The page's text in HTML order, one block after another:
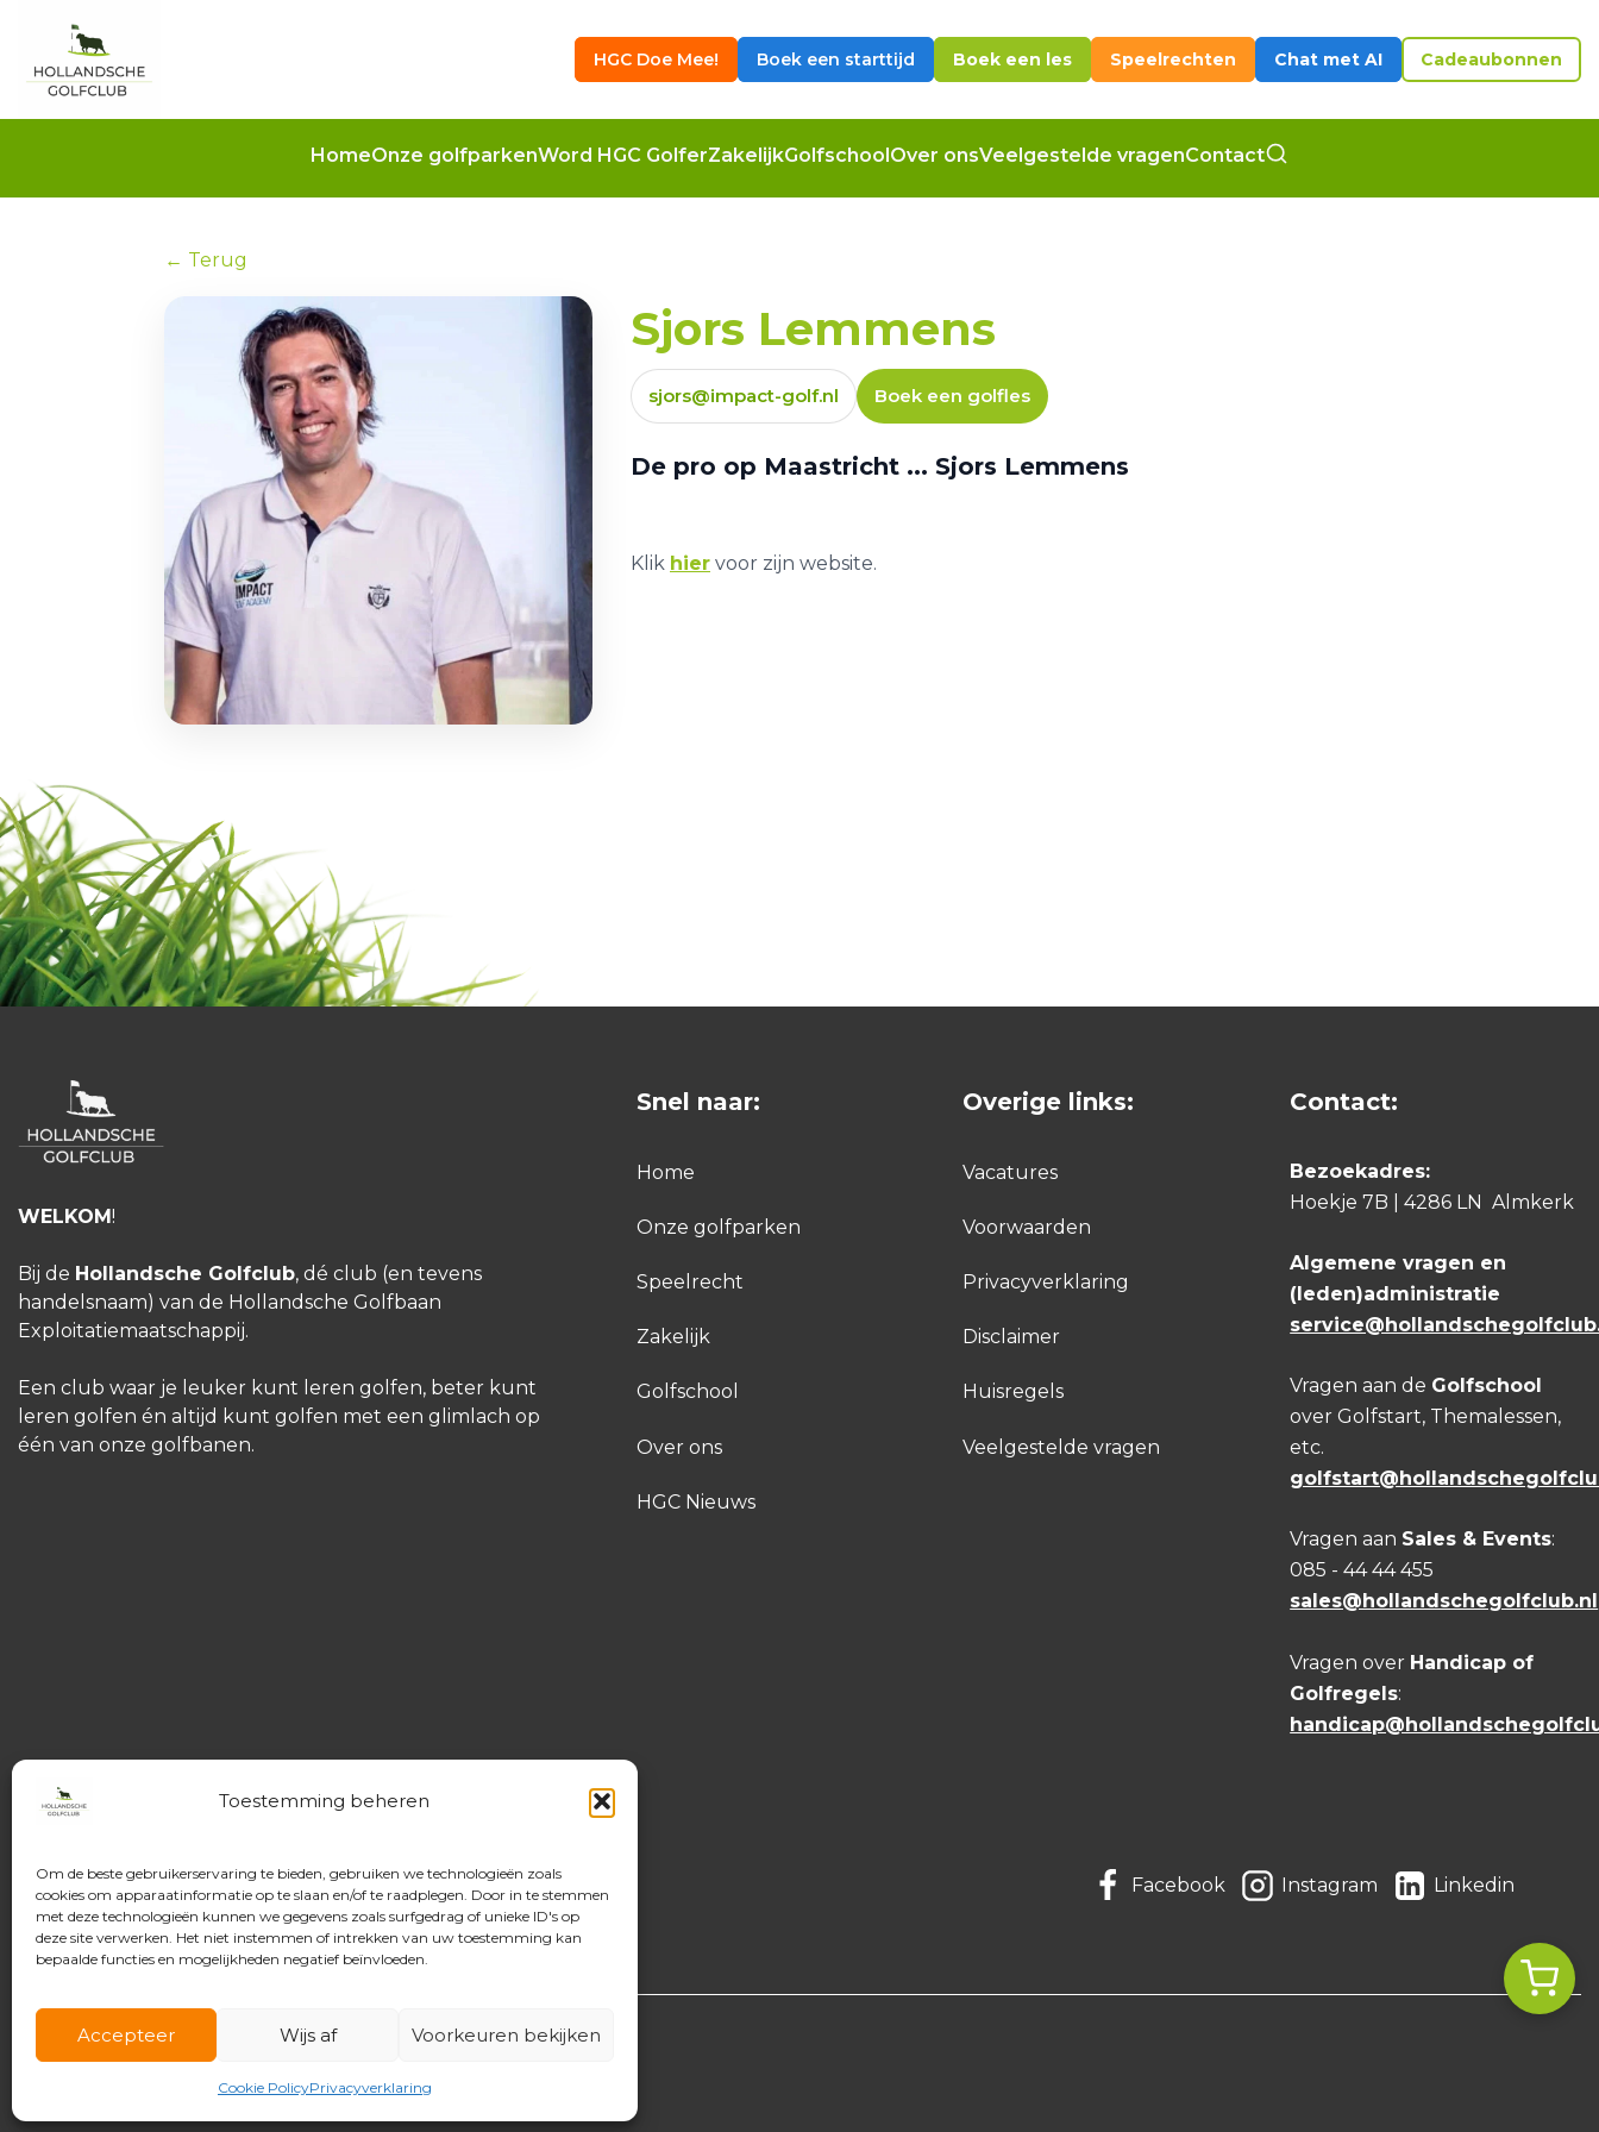
Toestemming beheren
Om de beste gebruikerservaring te bieden, gebruiken we technologieën zoals
cookies om apparaatinformatie op te slaan en/of te raadplegen. Door in te stemmen
met deze technologieën kunnen we gegevens zoals surfgedrag of unieke ID's op
deze site verwerken. Het niet instemmen of intrekken van uw toestemming kan
bepaalde functies en mogelijkheden negatief beïnvloeden.
Accepteer Wijs af Voorkeuren bekijken
Cookie PolicyPrivacyverklaring
HGC Doe Mee! Boek een starttijd Boek een les Speelrechten Chat met AI Cadeaubonnen
HomeOnze golfparkenWord HGC GolferZakelijkGolfschool Over onsVeelgestelde vragenContact
← Terug
Sjors Lemmens
sjors@impact-golf.nl Boek een golfles
De pro op Maastricht ... Sjors Lemmens
Klik hier voor zijn website.
WELKOM!
Bij de Hollandsche Golfclub, dé club (en tevens
handelsnaam) van de Hollandsche Golfbaan
Exploitatiemaatschappij.
Een club waar je leuker kunt leren golfen, beter kunt
leren golfen én altijd kunt golfen met een glimlach op
één van onze golfbanen.
Snel naar:
Home
Onze golfparken
Speelrecht
Zakelijk
Golfschool
Over ons
HGC Nieuws
Overige links:
Vacatures
Voorwaarden
Privacyverklaring
Disclaimer
Huisregels
Veelgestelde vragen
Contact:
Bezoekadres:
Hoekje 7B | 4286 LN Almkerk
Algemene vragen en
(leden)administratie
Vragen aan de Golfschool
over Golfstart, Themalessen,
etc.
Vragen aan Sales & Events:
085 - 44 44 455
sales@hollandschegolfclub.nl
Vragen over Handicap of
Golfregels:
Facebook Instagram Linkedin
© 2026 Hollandsche Golfclub